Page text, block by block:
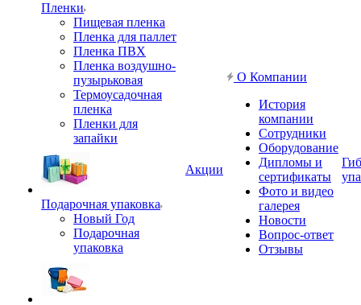
Пленки
Пищевая пленка
Пленка для паллет
Пленка ПВХ
Пленка воздушно-
пузырьковая
Термоусадочная
пленка
Пленки для
запайки
Подарочная упаковка
Новый Год
Подарочная
упаковка
Акции
О Компании
История
компании
Сотрудники
Оборудование
Дипломы и
сертификаты
Фото и видео
галерея
Новости
Вопрос-ответ
Отзывы